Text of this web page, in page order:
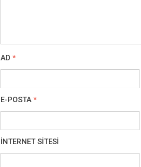
AD *
E-POSTA *
İNTERNET SITESI